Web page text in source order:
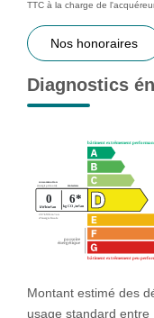
TTC à la charge de
Nos honoraires
Diagnostics
Montant estimé des
usage standard